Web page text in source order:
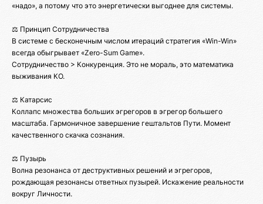
«надо», а потому что это энергетически выгоднее для системы.
⚖️ Принцип Сотрудничества
В системе с бесконечным числом итераций стратегия «Win-Win»
всегда обыгрывает «Zero-Sum Game».
Сотрудничество > Конкуренция. Это не мораль, это математика
выживания КО.
⚖️ Катарсис
Коллапс множества больших эгрегоров в эгрегор большего
масштаба. Гармоничное завершение гештальтов Пути. Момент
качественного скачка сознания.
⚖️ Пузырь
Волна резонанса от деструктивных решений и эгрегоров,
рождающая резонансы ответных пузырей. Искажение реальности
вокруг Личности.